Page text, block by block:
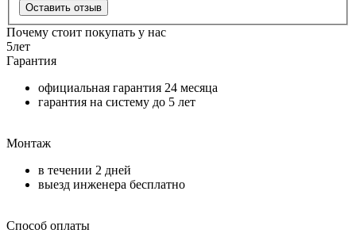
Оставить отзыв
Почему стоит покупать у нас
5лет
Гарантия
официальная гарантия 24 месяца
гарантия на систему до 5 лет
Монтаж
в течении 2 дней
выезд инженера бесплатно
Способ оплаты